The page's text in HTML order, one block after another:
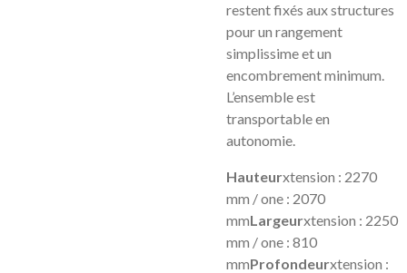
restent fixés aux structures
pour un rangement
simplissime et un
encombrement minimum.
L’ensemble est
transportable en
autonomie.
Hauteurxtension : 2270
mm / one : 2070
mmLargeurxtension : 2250
mm / one : 810
mmProfondeurxtension :